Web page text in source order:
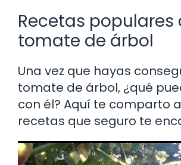
Recetas populares
tomate de árbol
Una vez que hayas
tomate de árbol, ¿qué
con él? Aquí te comparto
recetas que seguro te